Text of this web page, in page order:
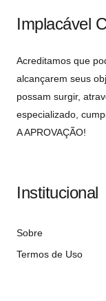
Implacável
Acreditamos que
alcançarem seus
possam surgir,
especializado,
A APROVAÇÃO!
Institucional
Sobre
Termos de Uso